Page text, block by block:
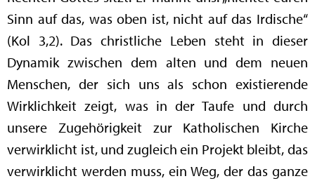
Sinn auf das, was oben ist, nicht auf das Irdische“
(Kol 3,2). Das christliche Leben steht in dieser
Dynamik zwischen dem alten und dem neuen
Menschen, der sich uns als schon existierende
Wirklichkeit zeigt, was in der Taufe und durch
unsere Zugehörigkeit zur Katholischen Kirche
verwirklicht ist, und zugleich ein Projekt bleibt, das
verwirklicht werden muss, ein Weg, der das ganze